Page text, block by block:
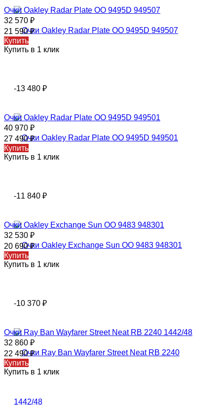
Очки Oakley Radar Plate OO 9495D 949507
32 570 ₽
21 590₽
Купить
Купить в 1 клик
-13 480 ₽
Очки Oakley Radar Plate OO 9495D 949501
40 970 ₽
27 490₽
Купить
Купить в 1 клик
-11 840 ₽
Очки Oаklеy Exchange Sun OO 9483 948301
32 530 ₽
20 690₽
Купить
Купить в 1 клик
-10 370 ₽
Очки Ray Ban Wayfarer Street Neat RB 2240 1442/48
32 860 ₽
22 490₽
Купить
Купить в 1 клик